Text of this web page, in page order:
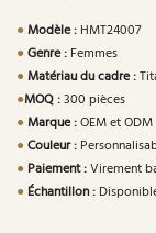
●Modèle : HMT24007
●Genre : Femmes
●Matériau du cadre :
●MOQ :300 pièces
●Marque :OEM et ODM
●Couleur :
● Paiement :Virement
● Échantillon :